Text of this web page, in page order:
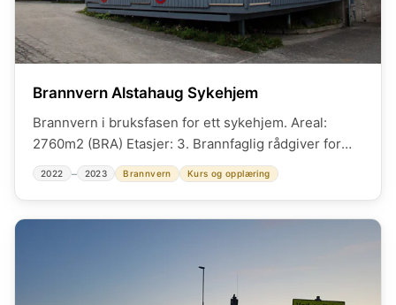
Brannvern Alstahaug Sykehjem
Brannvern i bruksfasen for ett sykehjem. Areal:
2760m2 (BRA) Etasjer: 3. Brannfaglig rådgiver for
bruker og eier. Brannvernbefaringer i bruksfase.
Opplæring og kursing av ansatte og vikarer.
2022 – 2023 Brannvern Kurs og opplæring